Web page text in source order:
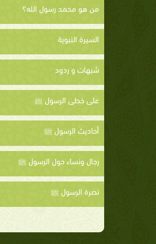
من هو محمد رسول الله؟
السيرة النبوية
شبهات و ردود
على خطى الرسول ﷺ
أحاديث الرسول ﷺ
رجال ونساء حول الرسول ﷺ
نصرة الرسول ﷺ